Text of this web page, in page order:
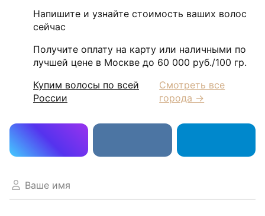
Напишите и узнайте стоимость ваших волос
сейчас
Получите оплату на карту или наличными по
лучшей цене в Москве до 60 000 руб./100 гр.
Купим волосы по всей
России
Смотреть все
города →